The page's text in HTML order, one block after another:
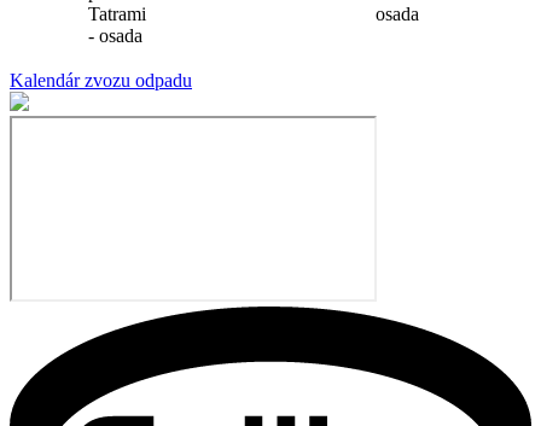
Tatrami
- osada
osada
Kalendár zvozu odpadu